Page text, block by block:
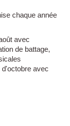
chaque année
avec
de battage,
d'octobre avec